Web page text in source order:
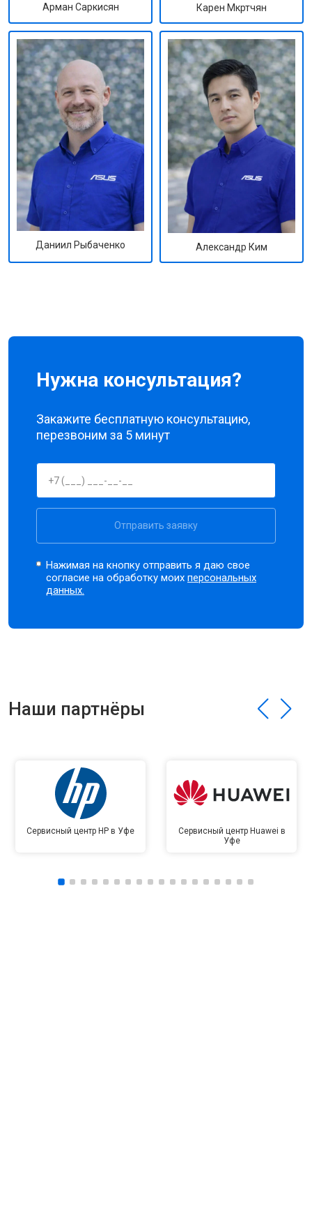
Арман Саркисян Карен Мкртчян
Даниил Рыбаченко Александр Ким
Нужна консультация?
Закажите бесплатную консультацию,
перезвоним за 5 минут
Отправить заявку
Нажимая на кнопку отправить я даю свое
согласие на обработку моихперсональных
данных.
Наши партнёры
Сервисный центр HP в Уфе
Сервисный центр Huawei в
Уфе